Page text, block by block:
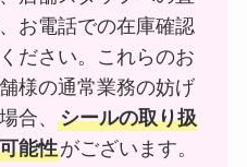
お電話での在庫確認
ださい。これらのお
様の通常業務の妨げ
合、シールの取り扱
能性がございます。